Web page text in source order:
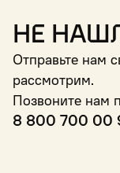
Не
Отправьте нам
рассмотрим.
Позвоните нам
8 800 700 00